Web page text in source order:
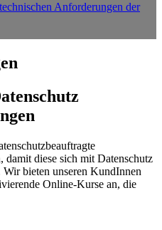
Anforderungen der
damit diese sich mit Datenschutz
bieten unseren KundInnen
Online-Kurse an, die